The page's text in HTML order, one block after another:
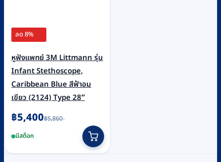
ลด 8%
หูฟังแพทย์ 3M Littmann รุ่น
Infant Stethoscope,
Caribbean Blue สีฟ้าอม
เขียว (2124) Type 28″
฿5,860
Original
price
was:
฿5,860.
฿5,400
Current
price
is:
฿5,400.
มีสต็อก